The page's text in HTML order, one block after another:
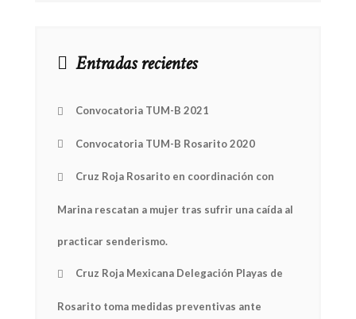
Entradas recientes
Convocatoria TUM-B 2021
Convocatoria TUM-B Rosarito 2020
Cruz Roja Rosarito en coordinación con
Marina rescatan a mujer tras sufrir una caída al
practicar senderismo.
Cruz Roja Mexicana Delegación Playas de
Rosarito toma medidas preventivas ante